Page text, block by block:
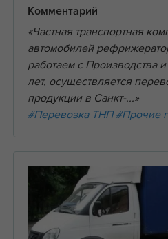
Комментарий
«Частная транспортная
автомобилей
работаем с Производства
лет, осуществляется
продукции в Санкт-...»
#Перевозка ТНП #Прочие